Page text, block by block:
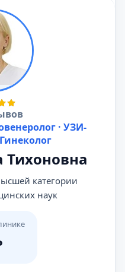
· УЗИ-
Тихоновна
категории
наук